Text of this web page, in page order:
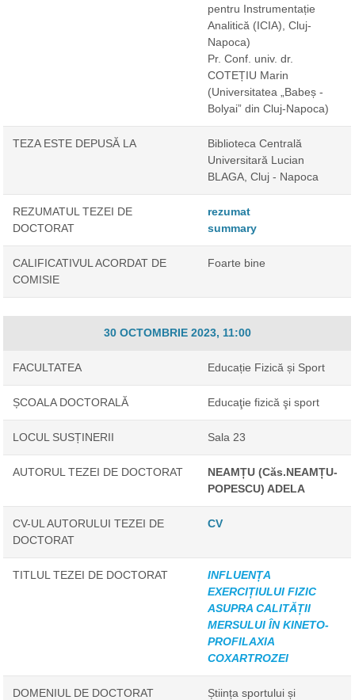
pentru Instrumentație
Analitică (ICIA), Cluj-
Napoca)
Pr. Conf. univ. dr.
COTEȚIU Marin
(Universitatea „Babeș -
Bolyai” din Cluj-Napoca)
TEZA ESTE DEPUSĂ LA
Biblioteca Centrală
Universitară Lucian
BLAGA, Cluj - Napoca
REZUMATUL TEZEI DE
DOCTORAT
rezumat
summary
CALIFICATIVUL ACORDAT DE
COMISIE
Foarte bine
30 OCTOMBRIE 2023, 11:00
FACULTATEA Educație Fizică și Sport
ȘCOALA DOCTORALĂ Educaţie fizică şi sport
LOCUL SUSȚINERII Sala 23
AUTORUL TEZEI DE DOCTORAT
NEAMȚU (Căs.NEAMȚU-
POPESCU) ADELA
CV-UL AUTORULUI TEZEI DE
DOCTORAT
CV
TITLUL TEZEI DE DOCTORAT
INFLUENȚA
EXERCIȚIULUI FIZIC
ASUPRA CALITĂȚII
MERSULUI ÎN KINETO-
PROFILAXIA
COXARTROZEI
DOMENIUL DE DOCTORAT
Știința sportului și